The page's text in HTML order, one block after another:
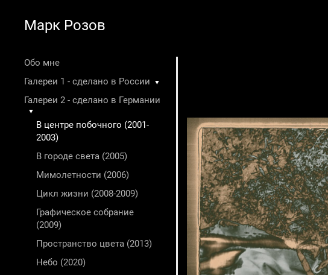
Марк Розов
Обо мне
Галереи 1 - сделано в России
▼
Галереи 2 - сделано в Германии
▼
В центре побочного (2001-
2003)
В городе света (2005)
Мимолетности (2006)
Цикл жизни (2008-2009)
Графическое собрание
(2009)
Пространство цвета (2013)
Небо (2020)